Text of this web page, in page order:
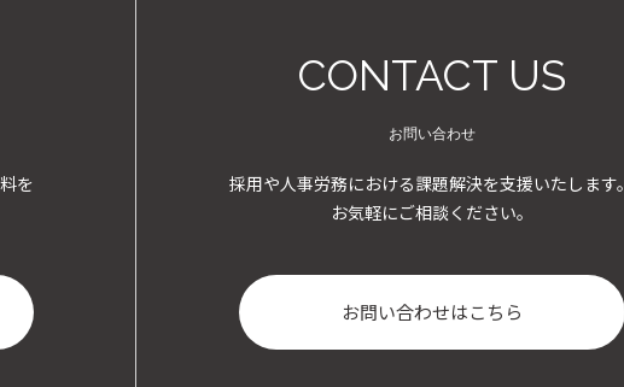
を
CONTACT US
お問い合わせ
採用や人事労務における課題解決を支援いたします。
お気軽にご相談ください。
お問い合わせはこちら